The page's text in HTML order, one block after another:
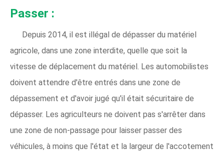
Passer :
Depuis 2014, il est illégal de dépasser du matériel
agricole, dans une zone interdite, quelle que soit la
vitesse de déplacement du matériel. Les automobilistes
doivent attendre d'être entrés dans une zone de
dépassement et d'avoir jugé qu'il était sécuritaire de
dépasser. Les agriculteurs ne doivent pas s'arrêter dans
une zone de non-passage pour laisser passer des
véhicules, à moins que l'état et la largeur de l'accotement